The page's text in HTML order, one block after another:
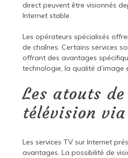
direct peuvent être visionnés
Internet stable.
Les opérateurs spécialisés
de chaînes. Certains services
offrant des avantages
technologie, la qualité d’image
Les atouts
télévision
Les services TV sur Internet
avantages. La possibilité de